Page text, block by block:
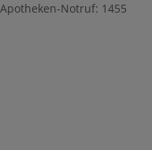
Notruf: 1455